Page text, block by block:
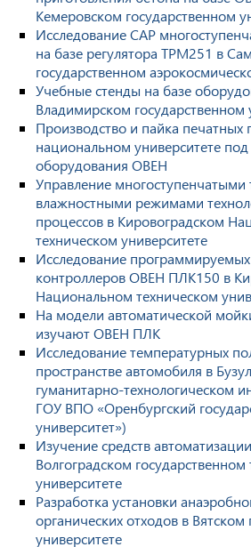
Кемеровском государственном
Исследование САР
на базе регулятора ТРМ251 в
государственном
Учебные стенды на базе
Владимирском государственном
Производство и пайка печатных
национальном университете
оборудования ОВЕН
Управление многоступенчатыми
влажностными режимами
процессов в Кировоградском
техническом университете
Исследование программируемых
контроллеров ОВЕН ПЛК150 в
Национальном техническом
На модели автоматической
изучают ОВЕН ПЛК
Исследование температурных
пространстве автомобиля в
гуманитарно-технологическом
ГОУ ВПО «Оренбургский
университет»)
Изучение средств
Волгоградском государственном
университете
Разработка установки
органических отходов в Вятском
университете